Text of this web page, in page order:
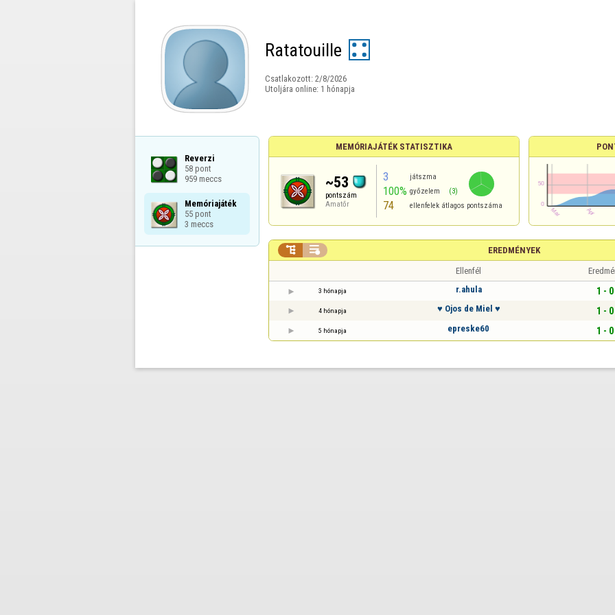
Ratatouille
Csatlakozott: 2/8/2026
Utoljára online: 1 hónapja
Reverzi
58 pont
959 meccs
Memóriajáték
55 pont
3 meccs
MEMÓRIAJÁTÉK STATISZTIKA
~53
pontszám
Amatőr
3 játszma
100% győzelem (3)
74 ellenfelek átlagos pontszáma
EREDMÉNYEK
 
Ellenfél
3 hónapja r.ahula 1 - 0
4 hónapja ♥ Ojos de Miel ♥ 1 - 0
5 hónapja epreske60 1 - 0